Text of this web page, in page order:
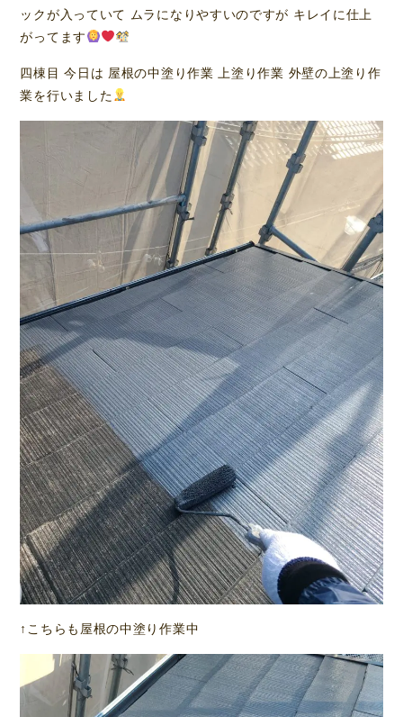
ックが入っていて ムラになりやすいのですが キレイに仕上
がってます
四棟目 今日は 屋根の中塗り作業 上塗り作業 外壁の上塗り作
業を行いました
↑こちらも屋根の中塗り作業中